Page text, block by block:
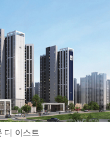
디 이스트